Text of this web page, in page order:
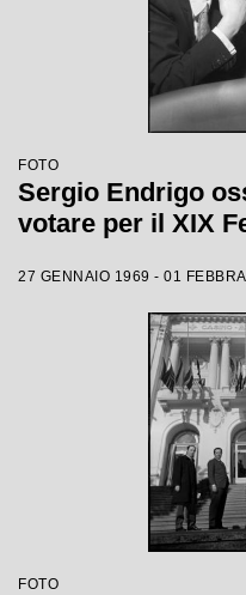
FOTO
Sergio Endrigo
votare per il XIX
27 GENNAIO 1969 - 01
FOTO